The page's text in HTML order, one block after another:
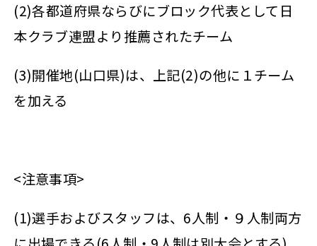
(2)各都道府県ならびにブロック代表として日
本クラブ連盟より推薦されたチーム
(3)開催地(山口県)は、上記(2)の他に１チーム
を加える
<注意事項>
(1)選手およびスタッフは、6人制・９人制両方